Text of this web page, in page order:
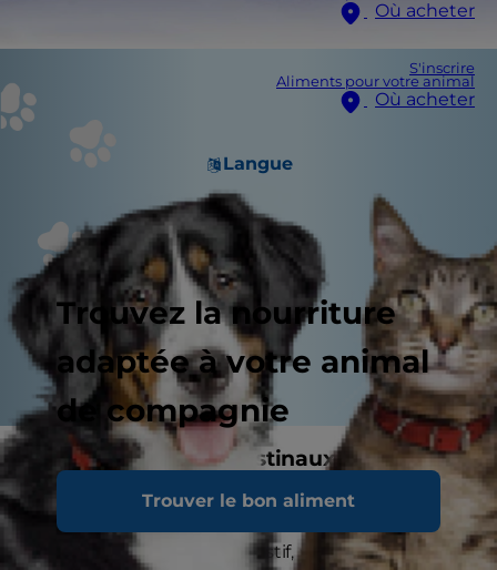
Où acheter
S'inscrire
Aliments pour votre animal
Où acheter
Langue
Trouvez la nourriture
adaptée à votre animal
de compagnie
Trouver le bon aliment
Troubles gastro-intestinaux et digestifs
Tout trouble qui réduit la digestion ou
l’absorption des aliments, ou qui modifie leur
passage dans le tube digestif, peut être appelé